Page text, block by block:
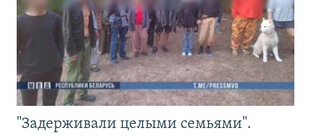
"Задерживали целыми семьями".